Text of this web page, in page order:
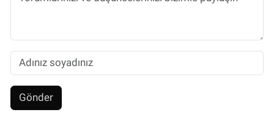
Gönder